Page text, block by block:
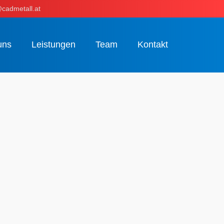
Leistungen Team Kontakt